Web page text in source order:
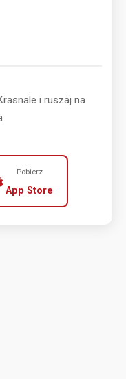
i ruszaj na
Pobierz
App Store